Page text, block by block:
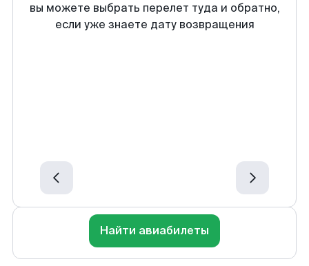
вы можете выбрать перелет туда и обратно,
если уже знаете дату возвращения
Найти авиабилеты